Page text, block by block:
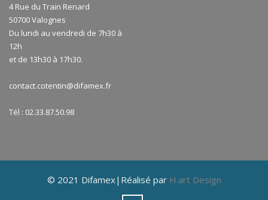
4 Rue du Train Renard
50700 Valognes
Du lundi au vendredi de 7h30 à
12h
et de 13h30 à 17h30.
contact.cotentin@difamex.fr
Tél : 02.33.87.50.98
© 2021 Difamex|Réalisé par H.art Design